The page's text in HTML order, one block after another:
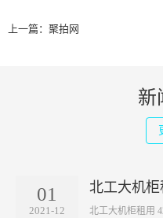
上一篇： 聚拍网
新
01
2021-12
北工大机
北工大机柜租用